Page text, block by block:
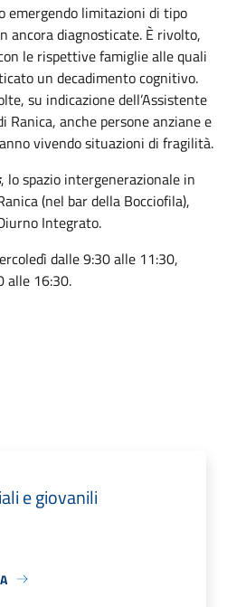
emergendo limitazioni di tipo
ancora diagnosticate. È rivolto,
le rispettive famiglie alle quali
un decadimento cognitivo.
su indicazione dell’Assistente
Ranica, anche persone anziane e
vivendo situazioni di fragilità.
, lo spazio intergenerazionale in
(nel bar della Bocciofila),
Integrato.
dalle 9:30 alle 11:30,
alle 16:30.
e giovanili